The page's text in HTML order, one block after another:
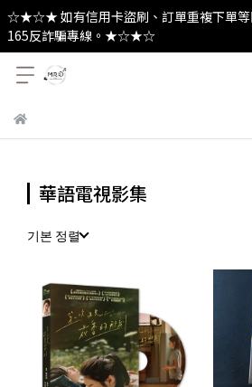
☆★☆★ 如有信用卡盜刷、訂單重複下單等
165反詐騙專線。★☆★☆
華語電視影集
기본 정렬